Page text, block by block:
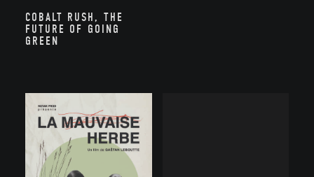
COBALT RUSH, THE
FUTURE OF GOING
GREEN